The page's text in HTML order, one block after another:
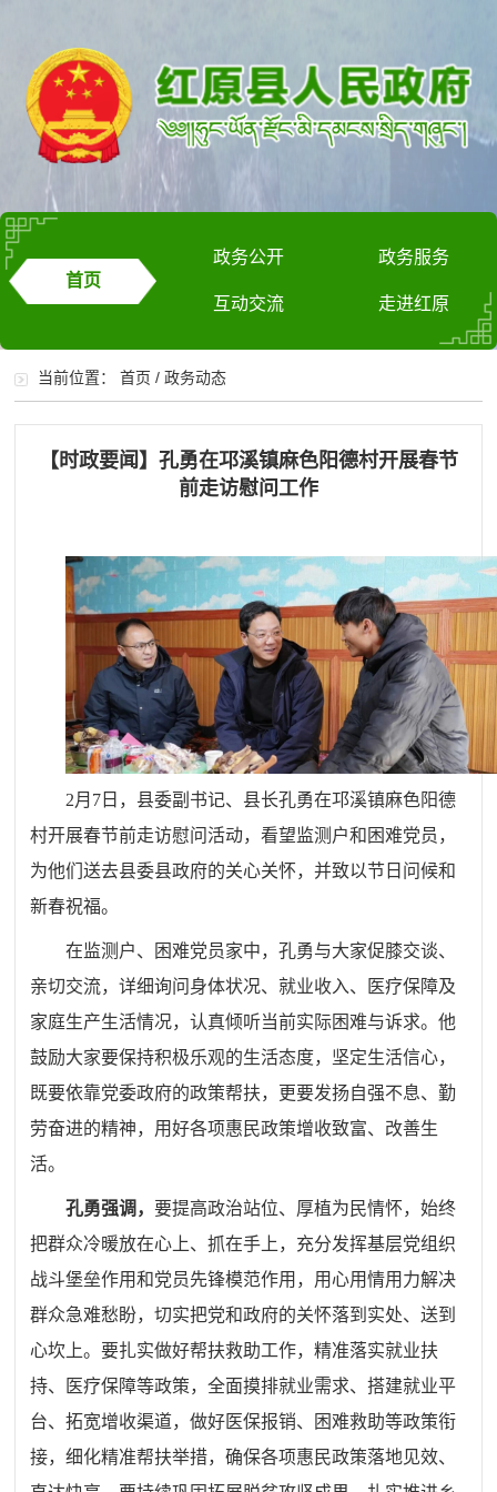
首页
政务公开 政务服务
互动交流 走进红原
当前位置：首页 /政务动态
【时政要闻】孔勇在邛溪镇麻色阳德村开展春节
前走访慰问工作
2月7日，县委副书记、县长孔勇在邛溪镇麻色阳德
村开展春节前走访慰问活动，看望监测户和困难党员，
为他们送去县委县政府的关心关怀，并致以节日问候和
新春祝福。
在监测户、困难党员家中，孔勇与大家促膝交谈、
亲切交流，详细询问身体状况、就业收入、医疗保障及
家庭生产生活情况，认真倾听当前实际困难与诉求。他
鼓励大家要保持积极乐观的生活态度，坚定生活信心，
既要依靠党委政府的政策帮扶，更要发扬自强不息、勤
劳奋进的精神，用好各项惠民政策增收致富、改善生
活。
孔勇强调，要提高政治站位、厚植为民情怀，始终
把群众冷暖放在心上、抓在手上，充分发挥基层党组织
战斗堡垒作用和党员先锋模范作用，用心用情用力解决
群众急难愁盼，切实把党和政府的关怀落到实处、送到
心坎上。要扎实做好帮扶救助工作，精准落实就业扶
持、医疗保障等政策，全面摸排就业需求、搭建就业平
台、拓宽增收渠道，做好医保报销、困难救助等政策衔
接，细化精准帮扶举措，确保各项惠民政策落地见效、